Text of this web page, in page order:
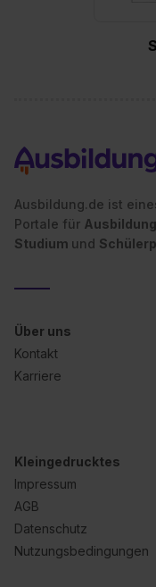
Ausbildung.de ist
Portale für
Studium und
Über uns
Kontakt
Karriere
Kleingedrucktes
Impressum
AGB
Datenschutz
Nutzungsbedingungen